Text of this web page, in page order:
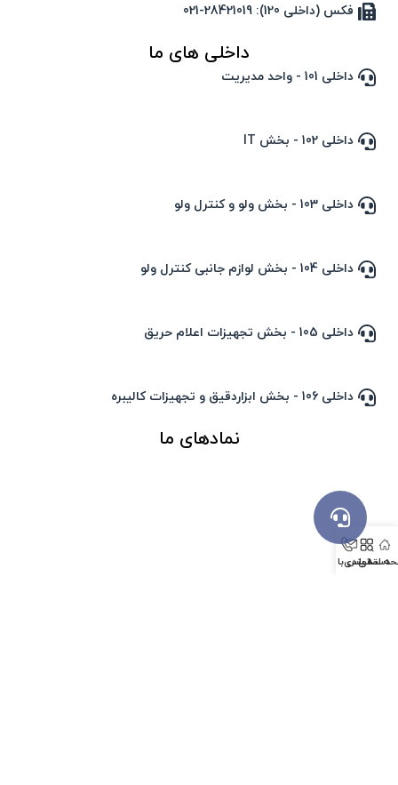
فکس (داخلی 120): 28421019-021
داخلی های ما
داخلی 101 - واحد مدیریت
داخلی 102 - بخش IT
داخلی 103 - بخش ولو و کنترل ولو
داخلی 104 - بخش لوازم جانبی کنترل ولو
داخلی 105 - بخش تجهیزات اعلام حریق
داخلی 106 - بخش ابزاردقیق و تجهیزات کالیبره
نمادهای ما
اصلی
دسته بندی
تماس با ما